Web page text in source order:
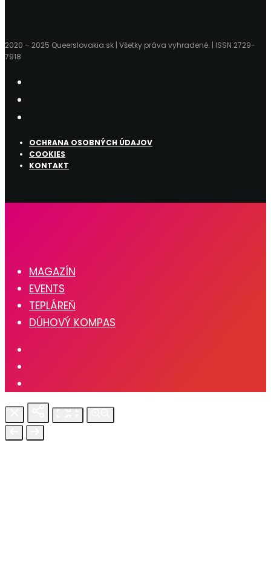
2020 – 2025 Queerslovakia.sk | Všetky práva vyhradené. | ISSN 2729-
7918
OCHRANA OSOBNÝCH ÚDAJOV
COOKIES
KONTAKT
MAGAZÍN
EVENTS
TEPLÁREŇ
DÚHOVÝ KOMPAS